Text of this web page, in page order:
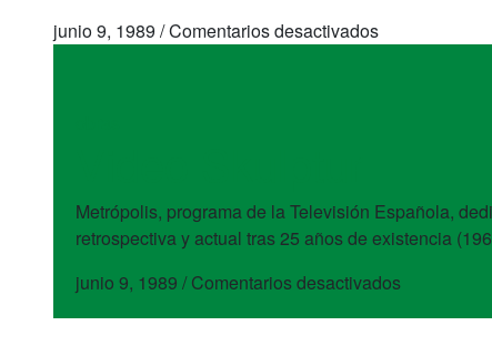
junio 9, 1989 /Comentarios desactivadosen
Metrópolis, programa de la Televisión Española,
retrospectiva y actual tras 25 años de existencia
junio 9, 1989 / Comentarios desactivadosen